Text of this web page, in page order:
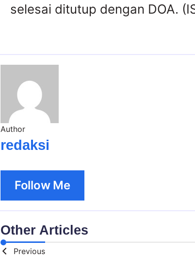
selesai ditutup dengan DOA.
Author
redaksi
Follow Me
Other Articles
Previous